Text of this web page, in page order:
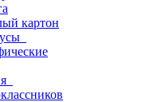
картон